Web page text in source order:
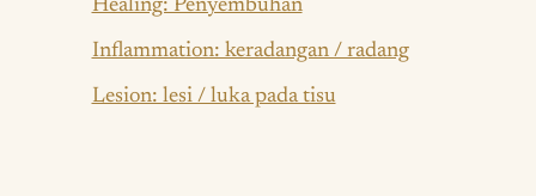
Healing: Penyembuhan
Inflammation: keradangan / radang
Lesion: lesi / luka pada tisu